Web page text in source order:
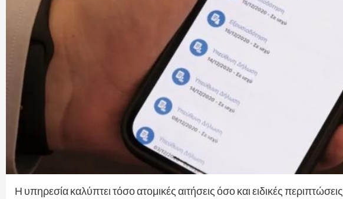
Η υπηρεσία καλύπτει τόσο ατομικές αιτήσεις όσο και ειδικές περιπτώσεις